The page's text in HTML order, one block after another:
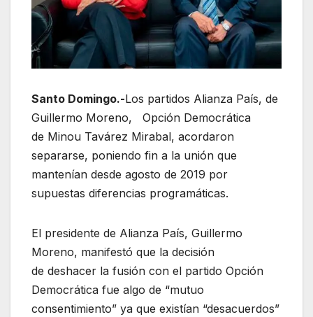
Santo Domingo.-Los partidos Alianza País, de
Guillermo Moreno, Opción Democrática
de Minou Tavárez Mirabal, acordaron
separarse, poniendo fin a la unión que
mantenían desde agosto de 2019 por
supuestas diferencias programáticas.
El presidente de Alianza País, Guillermo
Moreno, manifestó que la decisión
de deshacer la fusión con el partido Opción
Democrática fue algo de “mutuo
consentimiento” ya que existían “desacuerdos”